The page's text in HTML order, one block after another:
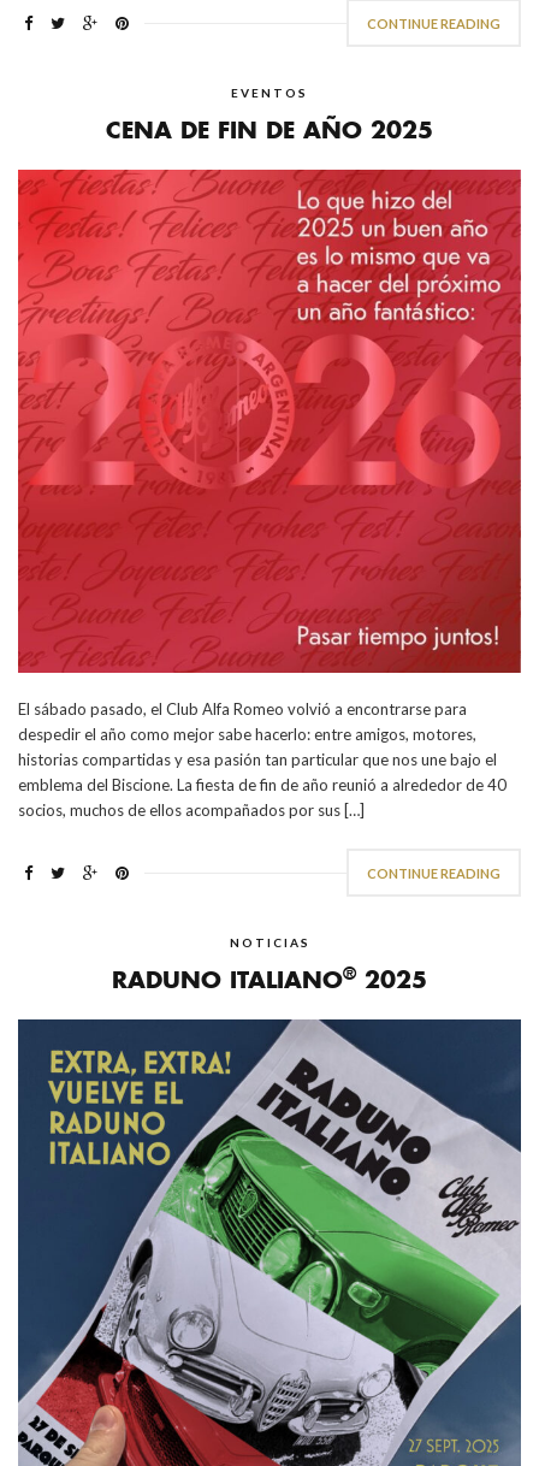
CONTINUE READING
EVENTOS
CENA DE FIN DE AÑO 2025
El sábado pasado, el Club Alfa Romeo volvió a encontrarse para
despedir el año como mejor sabe hacerlo: entre amigos, motores,
historias compartidas y esa pasión tan particular que nos une bajo el
emblema del Biscione. La fiesta de fin de año reunió a alrededor de 40
socios, muchos de ellos acompañados por sus […]
CONTINUE READING
NOTICIAS
RADUNO ITALIANO®2025